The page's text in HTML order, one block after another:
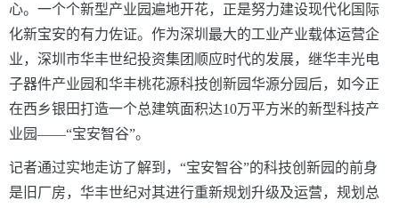
心。一个个新型产业园遍地开花，正是努力建设现代化国际
化新宝安的有力佐证。作为深圳最大的工业产业载体运营企
业，深圳市华丰世纪投资集团顺应时代的发展，继华丰光电
子器件产业园和华丰桃花源科技创新园华源分园后，如今正
在西乡银田打造一个总建筑面积达10万平方米的新型科技产
业园——“宝安智谷”。
记者通过实地走访了解到，“宝安智谷”的科技创新园的前身
是旧厂房，华丰世纪对其进行重新规划升级及运营，规划总